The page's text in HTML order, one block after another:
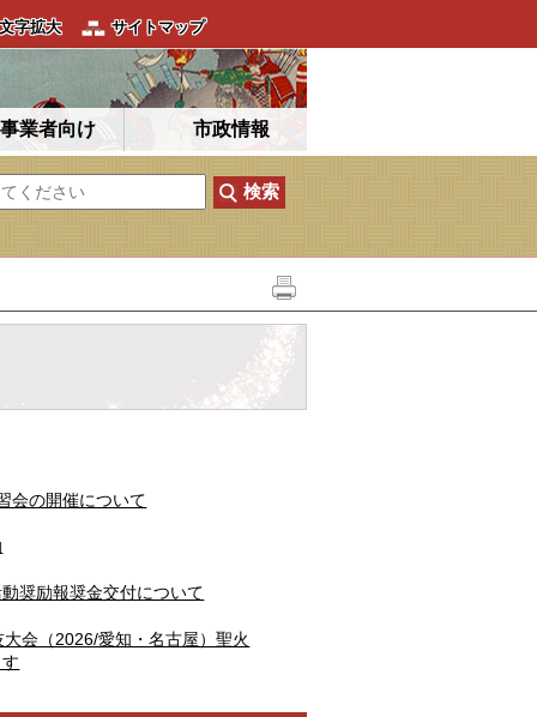
文字拡大 サイトマップ
事業者向け 市政情報
会の開催について
奨励報奨金交付について
会（2026/愛知・名古屋）聖火